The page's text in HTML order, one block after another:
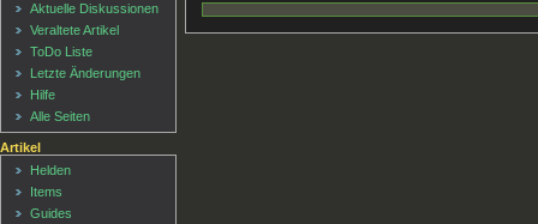
Aktuelle Diskussionen
Veraltete Artikel
ToDo Liste
Letzte Änderungen
Hilfe
Alle Seiten
Artikel
Helden
Items
Guides